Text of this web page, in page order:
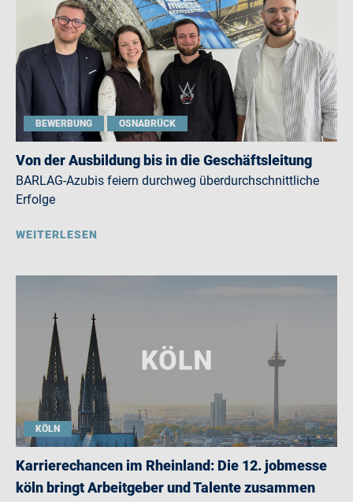
BEWERBUNG OSNABRÜCK
Von der Ausbildung bis in die Geschäftsleitung
BARLAG-Azubis feiern durchweg überdurchschnittliche
Erfolge
WEITERLESEN
KÖLN
Karrierechancen im Rheinland: Die 12. jobmesse
köln bringt Arbeitgeber und Talente zusammen